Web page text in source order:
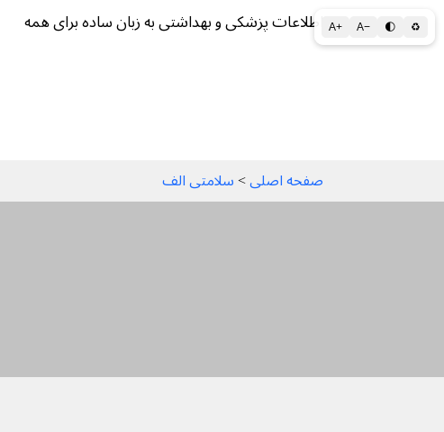
A+ A− 🌓 ♻ اطلاعات پزشکی و بهداشتی به زبان ساده برای همه
صفحه اصلی > سلامتی الف